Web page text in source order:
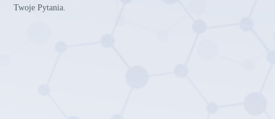
Twoje Pytania.